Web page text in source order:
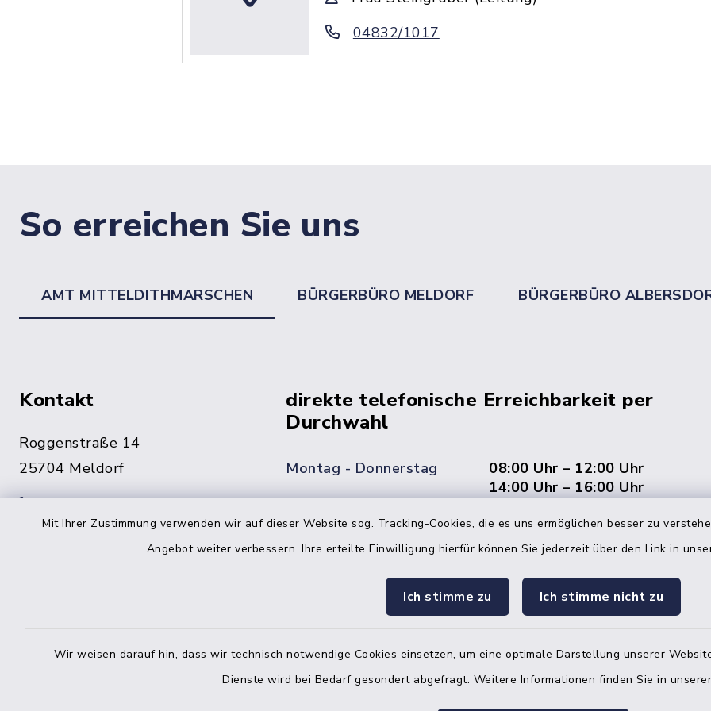
Mit Ihrer Zustimmung verwenden wir auf dieser Website sog. Tracking-Cookies, die es uns ermöglichen besser zu
Angebot weiter verbessern. Ihre erteilte Einwilligung hierfür können Sie jederzeit über den Link in
Ich stimme zu Ich stimme nicht zu
Wir weisen darauf hin, dass wir technisch notwendige Cookies einsetzen, um eine optimale Darstellung unserer
Dienste wird bei Bedarf gesondert abgefragt. Weitere Informationen finden Sie in
04832/1017
So erreichen Sie uns
AMT MITTELDITHMARSCHEN BÜRGERBÜRO MELDORF BÜRGERBÜRO
Kontakt
Roggenstraße 14
25704 Meldorf
04832 6065-0
04832 6065-215
direkte telefonische Erreichbarkeit per
Durchwahl
Montag - Donnerstag
08:00 Uhr – 12:00 Uhr
14:00 Uhr – 16:00 Uhr
Freitag
08:00 Uhr – 12:00 Uhr
Online-Terminvereinbarung
Haben Sie ein dringendes Anliegen, finden aber online
keinen zeitnahen Termin? Rufen Sie uns gerne unter der
Telefonnummer 04832 6065 0 an!